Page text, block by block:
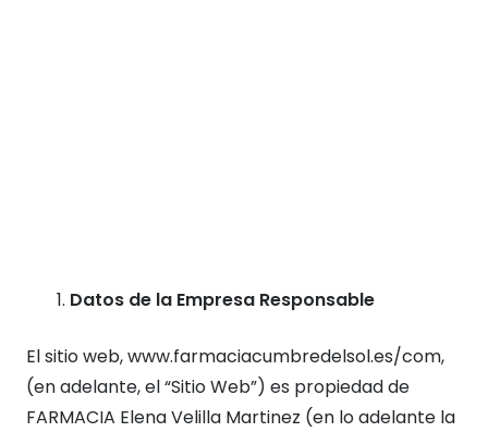
Datos de la Empresa Responsable
El sitio web, www.farmaciacumbredelsol.es/com,
(en adelante, el “Sitio Web”) es propiedad de
FARMACIA Elena Velilla Martinez (en lo adelante la